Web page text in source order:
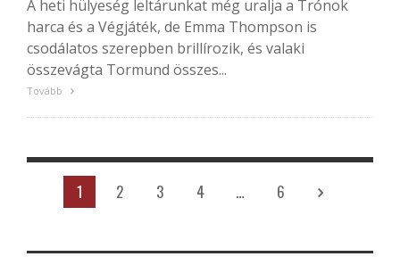
A heti hülyeség leltárunkat még uralja a Trónok
harca és a Végjáték, de Emma Thompson is
csodálatos szerepben brillírozik, és valaki
összevágta Tormund összes...
Tovább
1 2 3 4 … 6